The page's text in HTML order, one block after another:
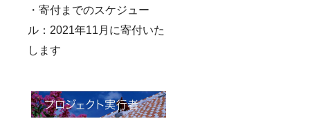
・寄付までのスケジュー
ル：2021年11月に寄付いた
します